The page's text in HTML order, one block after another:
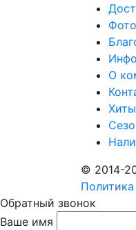
О
© 2014-
Обратный звонок
Ваше имя